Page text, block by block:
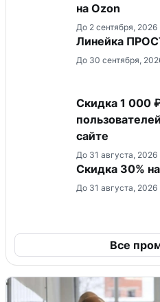
на Ozon
До 2 сентября, 2026
Линейка
До 30 сентября,
Скидка 1 000
сайте
До 31 августа, 2026
Скидка 30%
До 31 августа, 2026
Все